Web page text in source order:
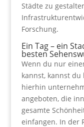
Städte zu
Forschung.
Ein Tag – ein
besten
Wenn du nur
kannst, kannst du
hierhin
angeboten, die
gesamte
einfangen. In der